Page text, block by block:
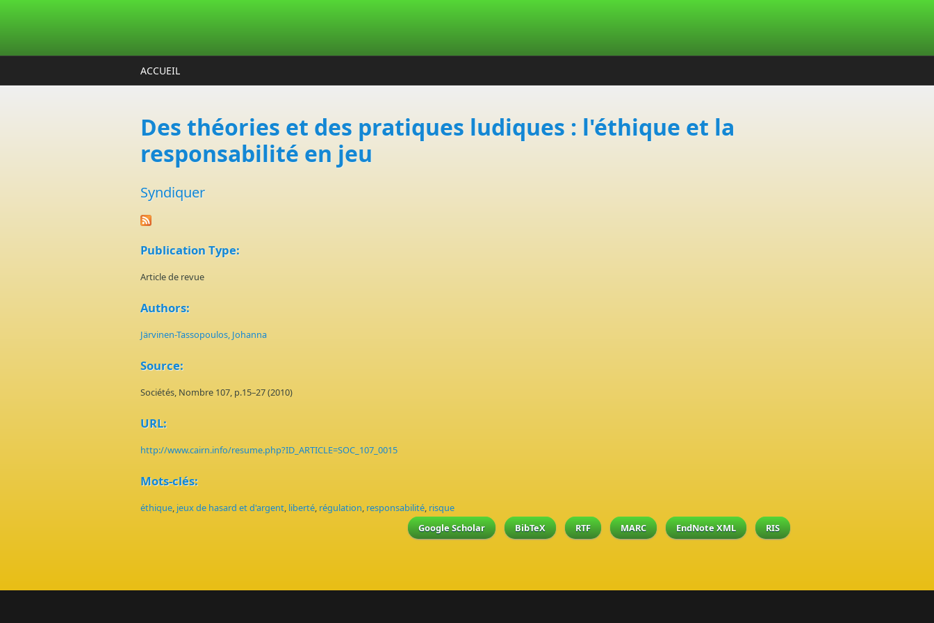
ACCUEIL
Des théories et des pratiques ludiques : l'éthique et la
responsabilité en jeu
Syndiquer
Publication Type:
Article de revue
Authors:
Järvinen-Tassopoulos, Johanna
Source:
Sociétés, Nombre 107, p.15–27 (2010)
URL:
http://www.cairn.info/resume.php?ID_ARTICLE=SOC_107_0015
Mots-clés:
éthique, jeux de hasard et d'argent, liberté, régulation, responsabilité, risque
Google Scholar
BibTeX RTF MARC EndNote XML RIS